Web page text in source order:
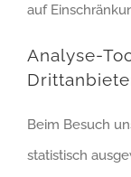
auf
Analyse-
Beim Besuch
statistisch